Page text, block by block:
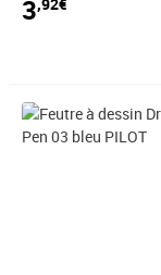
3
Prix 3,87€